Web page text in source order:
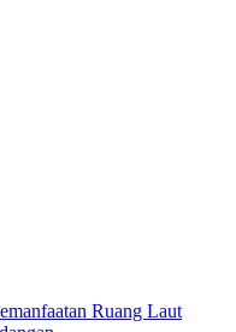
Ruang Laut